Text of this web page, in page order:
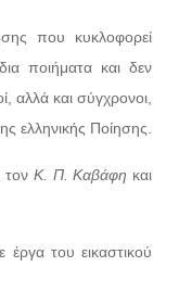
που κυκλοφορεί
ποιήματα και δεν
αλλά και σύγχρονοι,
ελληνικής Ποίησης.
Κ. Π. Καβάφη και
έργα του εικαστικού